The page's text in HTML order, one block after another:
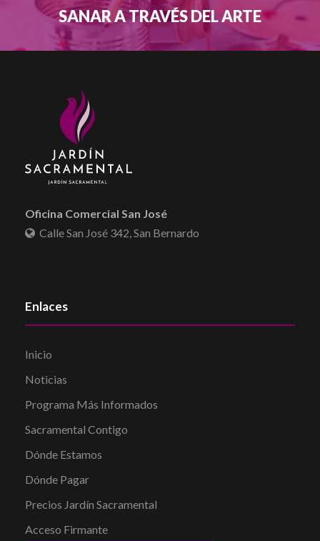
SANAR A TRAVÉS DEL ARTE
Oficina Comercial San José
Calle San José 342, San Bernardo
Enlaces
Inicio
Noticias
Programa Más Informados
Sacramental Contigo
Dónde Estamos
Dónde Pagar
Precios Jardín Sacramental
Acceso Firmante